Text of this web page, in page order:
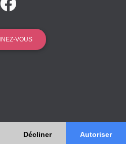
Décliner Autoriser
VOUS